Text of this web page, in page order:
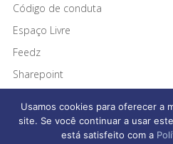
Código de conduta
Espaço Livre
Feedz
Sharepoint
Usamos cookies para oferecer a
site. Se você continuar a usar
está satisfeito com a